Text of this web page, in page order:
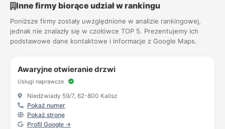
Inne firmy biorące udział w rankingu
Poniższe firmy zostały uwzględnione w analizie rankingowej,
jednak nie znalazły się w czołówce TOP 5. Prezentujemy ich
podstawowe dane kontaktowe i informacje z Google Maps.
Awaryjne otwieranie drzwi
Usługi naprawcze
Niedźwiady 59/7, 62-800 Kalisz
Pokaż numer
Pokaż stronę
Profil Google →